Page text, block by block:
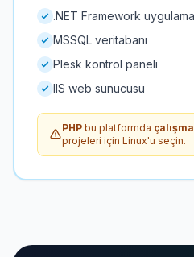
.NET Framework
MSSQL veritabanı
Plesk kontrol paneli
IIS web sunucusu
PHP bu platformda
projeleri için Linux'u seçin.